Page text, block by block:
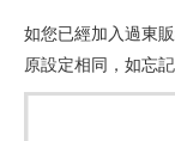
如您已經加入過東
原設定相同，如忘